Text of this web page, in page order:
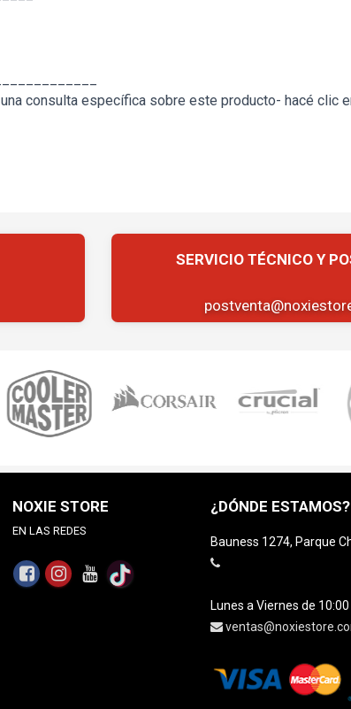
consulta específica sobre este producto- hacé clic
NOXIE STORE
EN LAS REDES
¿DÓNDE ESTAMOS?
Bauness 1274, Parque
Lunes a Viernes de